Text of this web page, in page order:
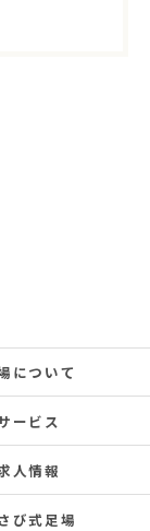
について
ービス
人情報
び式足場